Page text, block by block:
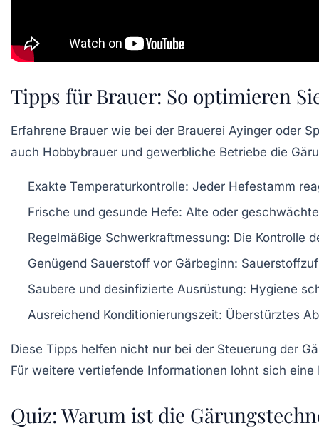
Tipps für Brauer: So optimieren
Erfahrene Brauer wie bei der Brauerei Ayinger oder
auch Hobbybrauer und gewerbliche Betriebe die
Exakte Temperaturkontrolle: Jeder Hefestamm
Frische und gesunde Hefe: Alte oder
Regelmäßige Schwerkraftmessung: Die Kontrolle
Genügend Sauerstoff vor Gärbeginn:
Saubere und desinfizierte Ausrüstung: Hygiene
Ausreichend Konditionierungszeit: Überstürztes
Diese Tipps helfen nicht nur bei der Steuerung der
Für weitere vertiefende Informationen lohnt sich
Quiz: Warum ist die